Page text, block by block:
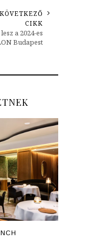
KÖVETKEZŐ
CIKK
a 2024-es
Budapest